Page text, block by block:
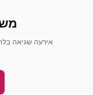
אירעה שגיאה